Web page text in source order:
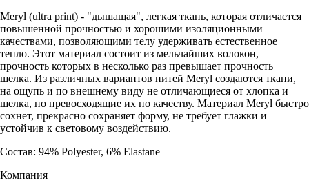
Meryl (ultra print) - "дышащая", легкая ткань, которая отличается
повышенной прочностью и хорошими изоляционными
качествами, позволяющими телу удерживать естественное
тепло. Этот материал состоит из мельчайших волокон,
прочность которых в несколько раз превышает прочность
шелка. Из различных вариантов нитей Meryl создаются ткани,
на ощупь и по внешнему виду не отличающиеся от хлопка и
шелка, но превосходящие их по качеству. Материал Meryl быстро
сохнет, прекрасно сохраняет форму, не требует глажки и
устойчив к световому воздействию.
Состав: 94% Polyester, 6% Elastane
Компания